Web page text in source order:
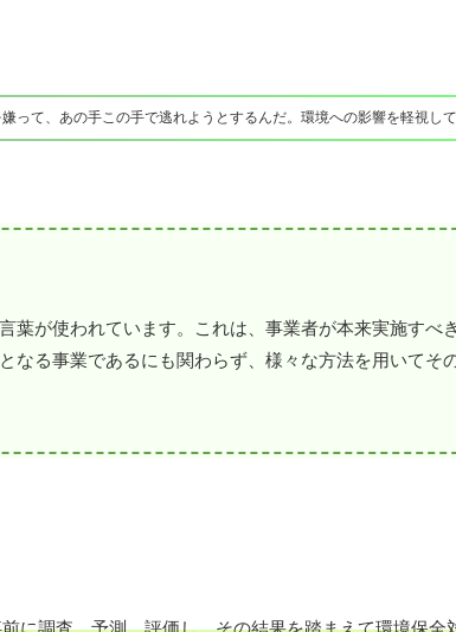
って、あの手この手で逃れようとするんだ。環境への影響を軽視して
が使われています。これは、事業者が本来実施すべ
なる事業であるにも関わらず、様々な方法を用いてそ